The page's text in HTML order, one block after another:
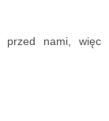
przed nami, więc